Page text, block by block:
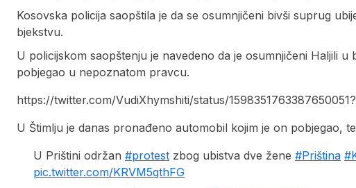
Kosovska policija saopštila je da se osumnjičeni bivši suprug
bjekstvu.
U policijskom saopštenju je navedeno da je osumnjičeni Haljili
pobjegao u nepoznatom pravcu.
https://twitter.com/VudiXhymshiti/status/
U Štimlju je danas pronađeno automobil kojim je on pobjegao,
U Prištini održan #protest zbog ubistva dve žene #Priština
pic.twitter.com/KRVM5qthFG